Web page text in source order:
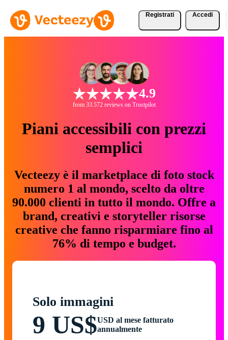
Registrati Accedi
4.9
from 33.572 reviews on Trustpilot
Piani accessibili con prezzi
semplici
Vecteezy è il marketplace di foto stock
numero 1 al mondo, scelto da oltre
90.000 clienti in tutto il mondo. Offre a
brand, creativi e storyteller risorse
creative che fanno risparmiare fino al
76% di tempo e budget.
Solo immagini
9 US$USD al mese fatturato
annualmente